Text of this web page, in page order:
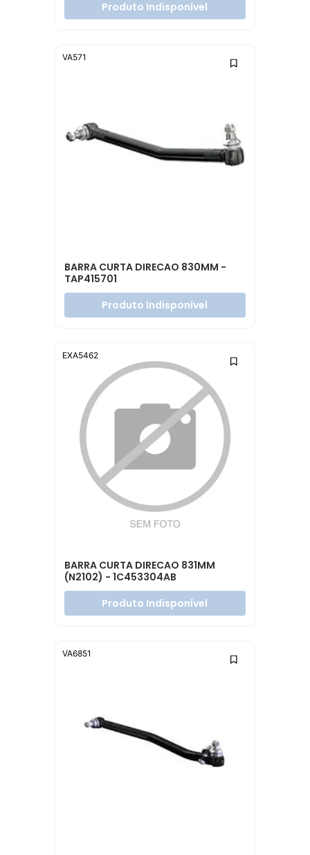
Produto Indisponível
BARRA CURTA DIRECAO 830MM -
TAP415701
Produto Indisponível
VA571
BARRA CURTA DIRECAO 831MM
(N2102) - 1C453304AB
Produto Indisponível
EXA5462
VA6851